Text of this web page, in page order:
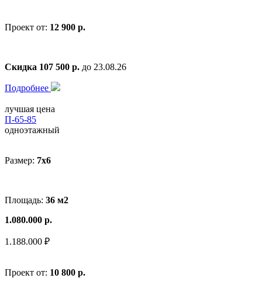
Проект от: 12 900 р.
Скидка 107 500 р. до 23.08.26
Подробнее
лучшая цена
П-65-85
одноэтажный
Размер: 7x6
Площадь: 36 м2
1.080.000 р.
1.188.000 ₽
Проект от: 10 800 р.